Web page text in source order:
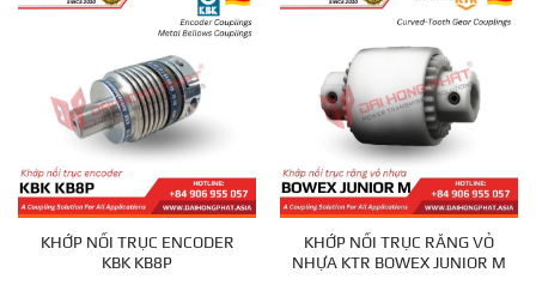
KHỚP NỐI TRỤC ENCODER
KBK KB8P
KHỚP NỐI TRỤC RĂNG VỎ
NHỰA KTR BOWEX JUNIOR M